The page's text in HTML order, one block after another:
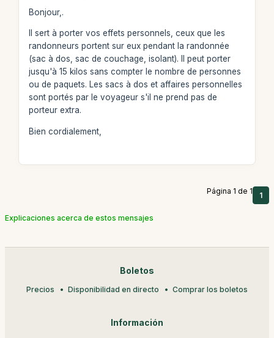
Bonjour,.
Il sert à porter vos effets personnels, ceux que les
randonneurs portent sur eux pendant la randonnée
(sac à dos, sac de couchage, isolant). Il peut porter
jusqu'à 15 kilos sans compter le nombre de personnes
ou de paquets. Les sacs à dos et affaires personnelles
sont portés par le voyageur s'il ne prend pas de
porteur extra.
Bien cordialement,
Página 1 de 1 1
Explicaciones acerca de estos mensajes
Boletos
Precios Disponibilidad en directo Comprar los boletos
Información